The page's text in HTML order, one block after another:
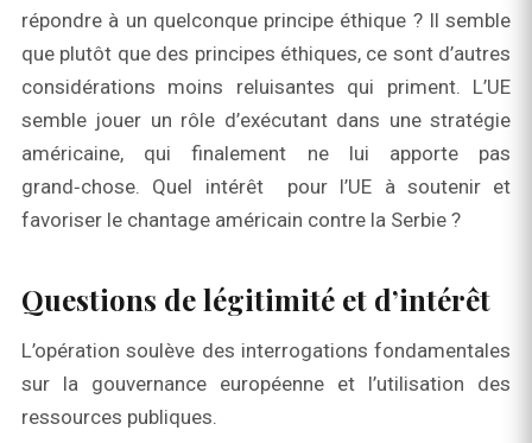
répondre à un quelconque principe éthique ? Il semble
que plutôt que des principes éthiques, ce sont d’autres
considérations moins reluisantes qui priment. L’UE
semble jouer un rôle d’exécutant dans une stratégie
américaine, qui finalement ne lui apporte pas
grand‑chose. Quel intérêt pour l’UE à soutenir et
favoriser le chantage américain contre la Serbie ?
Questions de légitimité et d’intérêt
L’opération soulève des interrogations fondamentales
sur la gouvernance européenne et l’utilisation des
ressources publiques.